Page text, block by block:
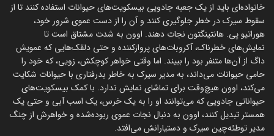
خانواده‌ای باید از یک جعبه جادویی بیسکویت‌های حیوانات استفاده کنند تا از
سقوط سیرک در خطر جلوگیری کنند و آن را از دست عموی شرور خود،
هوراتیو پی. هانتینگتون نجات دهند. اوون به شدت مشتاق است تا
نمایش‌های خطرناک، آکروبات‌های پروازکننده و حتی دلقک‌هایی که عمویش
داگ از آن‌ها متنفر بود را ببیند. اما وقتی خواهر کوچکش، زویی، که خود را
حامی حیوانات می‌داند، به مدیر سیرک به خاطر بدرفتاری با حیوانات شکایت
می‌کند، اوون هیچ‌وقت برای تماشای نمایش ندارد. با کمک بیسکویت‌های
حیواناتی جادویی که می‌توانند او را به یک خرس، یک اسب آبی و حتی یک
همستر تبدیل کنند، اوون به دنبال نجات عموی ربوده‌شده و خواهرش از چنگ
مدیر توطئه‌چین سیرک و دستیارانش می‌افتد.